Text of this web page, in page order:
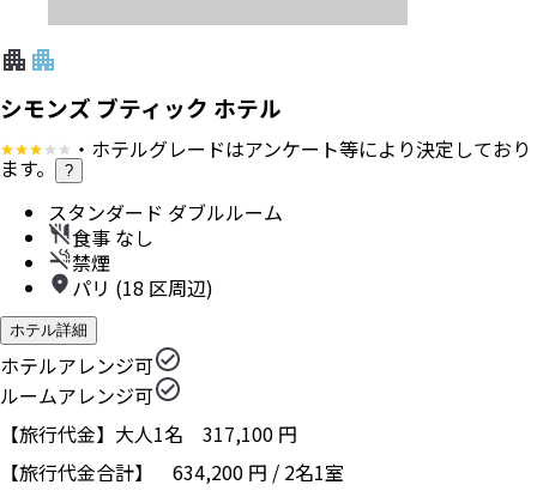
シモンズ ブティック ホテル
・ホテルグレードはアンケート等により決定しており
ます。 ?
スタンダード ダブルルーム
食事 なし
禁煙
パリ (18 区周辺)
ホテル詳細
ホテルアレンジ可
ルームアレンジ可
【旅行代金】大人1名 317,100 円
【旅行代金合計】 634,200 円 / 2名1室